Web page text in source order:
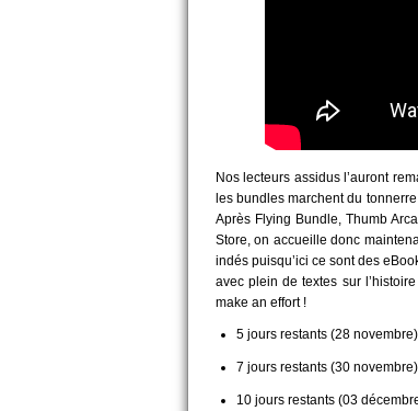
Nos lecteurs assidus l’auront
les bundles marchent du
Après Flying Bundle, Thumb
Store, on accueille donc
indés puisqu’ici ce sont des
avec plein de textes sur
make an effort !
5 jours restants (28
7 jours restants (30
10 jours restants (03